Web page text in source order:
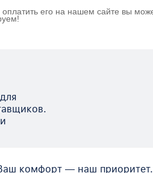
его на нашем сайте вы
комфорт — наш